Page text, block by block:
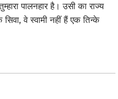
पालनहार है। उसी का राज्य
वे स्वामी नहीं हैं एक तिन्के